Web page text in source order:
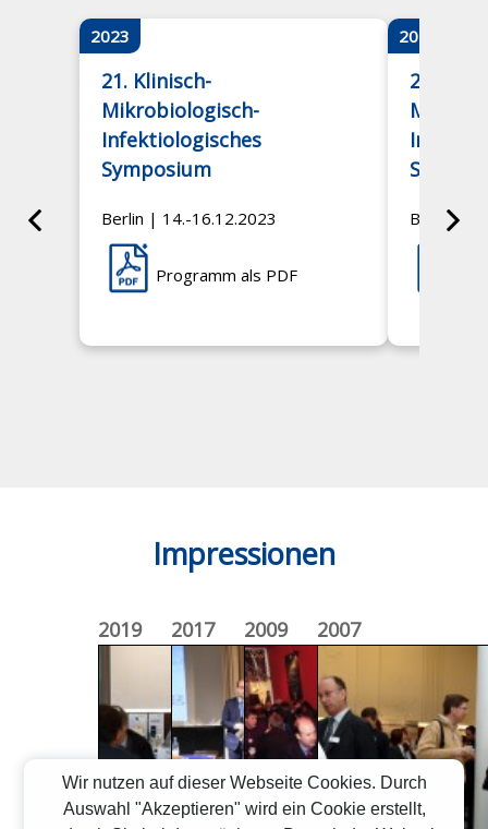
2023
21. Klinisch-
Mikrobiologisch-
Infektiologisches
Symposium
Berlin | 14.-16.12.2023
Programm als PDF
2021
20.
Berlin |
Impressionen
2019 2017 2009 2007
Wir nutzen auf dieser Webseite Cookies. Durch
Auswahl "Akzeptieren" wird ein Cookie erstellt,